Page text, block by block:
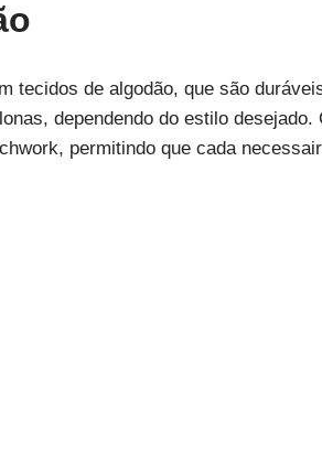
tecidos de algodão, que são
dependendo do estilo desejado.
permitindo que cada